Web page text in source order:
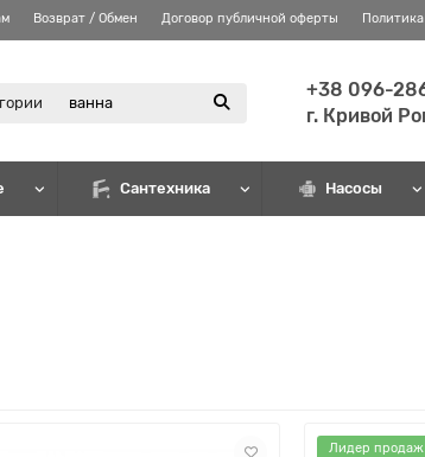
Возврат / Обмен Договор публичной оферты
+38 096-
г. Кривой
Сантехника Насосы
Лидер продаж